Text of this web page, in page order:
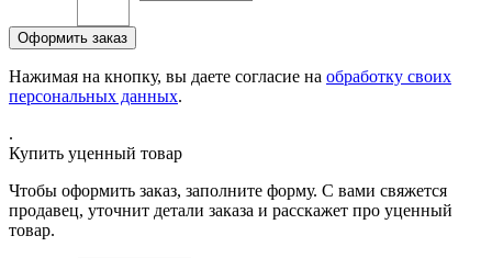
Нажимая на кнопку, вы даете согласие на обработку своих
персональных данных.
.
Купить уценный товар
Чтобы оформить заказ, заполните форму. С вами свяжется
продавец, уточнит детали заказа и расскажет про уценный
товар.